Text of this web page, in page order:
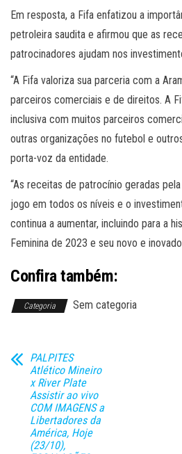
Em resposta, a Fifa enfatizou a
petroleira saudita e afirmou que as
patrocinadores ajudam nos
“A Fifa valoriza sua parceria com a
parceiros comerciais e de direitos. A
inclusiva com muitos parceiros
outras organizações no futebol e
porta-voz da entidade.
“As receitas de patrocínio geradas
jogo em todos os níveis e o
continua a aumentar, incluindo para a
Feminina de 2023 e seu novo e
Confira também:
Categoria Sem categoria
PALPITES
Atlético Mineiro
x River Plate
Assistir ao vivo
COM IMAGENS a
Libertadores da
América, Hoje
(23/10),